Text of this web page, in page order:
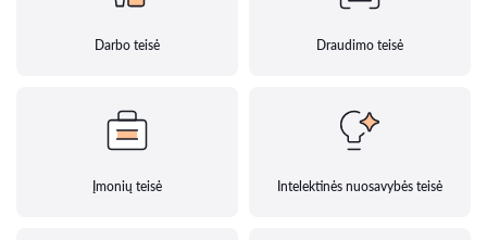
Darbo teisė Draudimo teisė
Įmonių teisė Intelektinės nuosavybės teisė